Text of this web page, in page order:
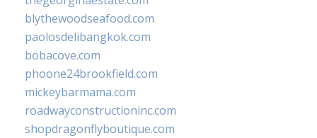
blythewoodseafood.com
paolosdelibangkok.com
bobacove.com
phoone24brookfield.com
mickeybarmama.com
roadwayconstructioninc.com
shopdragonflyboutique.com